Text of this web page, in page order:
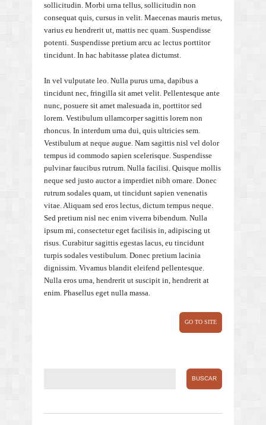
sollicitudin. Morbi urna tellus, sollicitudin non
consequat quis, cursus in velit. Maecenas mauris metus,
varius eu hendrerit ut, mattis nec quam. Suspendisse
potenti. Suspendisse pretium arcu ac lectus porttitor
tincidunt. In hac habitasse platea dictumst.
In vel vulputate leo. Nulla purus urna, dapibus a
tincidunt nec, fringilla sit amet velit. Pellentesque ante
nunc, posuere sit amet malesuada in, porttitor sed
lorem. Vestibulum ullamcorper sagittis lorem non
rhoncus. In interdum urna dui, quis ultricies sem.
Vestibulum at neque augue. Nam sagittis nisl vel dolor
tempus id commodo sapien scelerisque. Suspendisse
pulvinar faucibus rutrum. Nulla facilisi. Quisque mollis
neque sed justo auctor a imperdiet nibh ornare. Donec
rutrum sodales quam, ut tincidunt sapien venenatis
vitae. Aliquam sed eros lectus, dictum tempus neque.
Sed pretium nisl nec enim viverra bibendum. Nulla
ipsum mi, consectetur eget facilisis in, adipiscing ut
risus. Curabitur sagittis egestas lacus, eu tincidunt
turpis sodales vestibulum. Donec pretium lacinia
dignissim. Vivamus blandit eleifend pellentesque.
Nulla eros urna, hendrerit ut suscipit in, hendrerit at
enim. Phasellus eget nulla massa.
GO TO SITE